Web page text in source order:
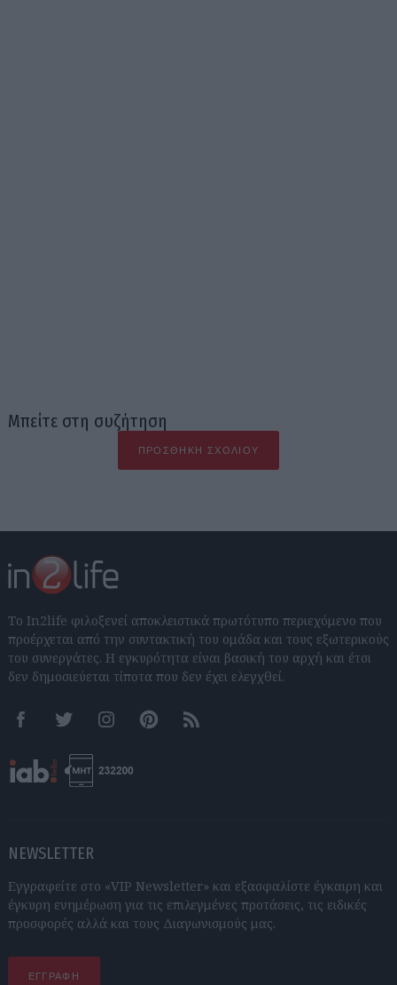
Μπείτε στη συζήτηση
ΠΡΟΣΘΉΚΗ ΣΧΟΛΊΟΥ
Το In2life φιλοξενεί αποκλειστικά πρωτότυπο περιεχόμενο που
προέρχεται από την συντακτική του ομάδα και τους εξωτερικούς
του συνεργάτες. Η εγκυρότητα είναι βασική του αρχή και έτσι
δεν δημοσιεύεται τίποτα που δεν έχει ελεγχθεί.
FacebookTwitter InstagramPinterestRSS feeds
NEWSLETTER
Εγγραφείτε στο «VIP Newsletter» και εξασφαλίστε έγκαιρη και
έγκυρη ενημέρωση για τις επιλεγμένες προτάσεις, τις ειδικές
προσφορές αλλά και τους Διαγωνισμούς μας.
ΕΓΓΡΑΦΗ